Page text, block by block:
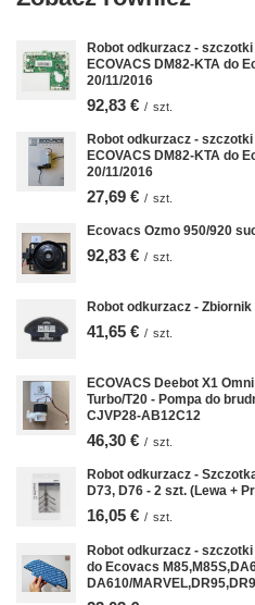
Robot odkurzacz -
ECOVACS DM82-KTA do
20/11/2016
92,83 € / szt.
Robot odkurzacz -
ECOVACS DM82-KTA do
20/11/2016
27,69 € / szt.
Ecovacs Ozmo 950/920
92,83 € / szt.
Robot odkurzacz -
41,65 € / szt.
ECOVACS Deebot X1
Turbo/T20 - Pompa do
CJVP28-AB12C12
46,30 € / szt.
Robot odkurzacz -
D73, D76 - 2 szt. (Lewa +
16,05 € / szt.
Robot odkurzacz -
do Ecovacs
DA610/